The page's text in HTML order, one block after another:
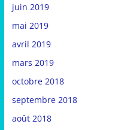
juin 2019
mai 2019
avril 2019
mars 2019
octobre 2018
septembre 2018
août 2018